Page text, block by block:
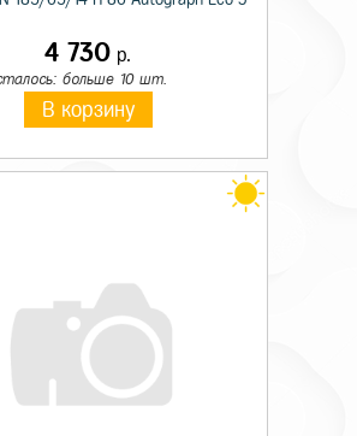
4 730 р.
больше 10 шт.
В корзину